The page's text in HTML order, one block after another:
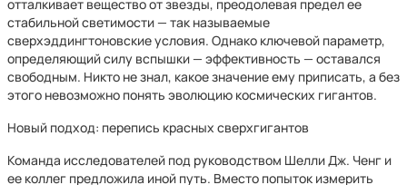
отталкивает вещество от звезды, преодолевая предел ее
стабильной светимости — так называемые
сверхэддингтоновские условия. Однако ключевой параметр,
определяющий силу вспышки — эффективность — оставался
свободным. Никто не знал, какое значение ему приписать, а без
этого невозможно понять эволюцию космических гигантов.
Новый подход: перепись красных сверхгигантов
Команда исследователей под руководством Шелли Дж. Ченг и
ее коллег предложила иной путь. Вместо попыток измерить